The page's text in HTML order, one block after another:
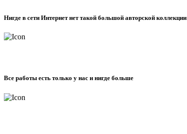
Нигде в сети Интернет нет такой большой авторской коллекции
Все работы есть только у нас и нигде больше